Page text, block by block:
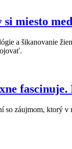
miesto
a šikanovanie
fascinuje.
záujmom, ktorý